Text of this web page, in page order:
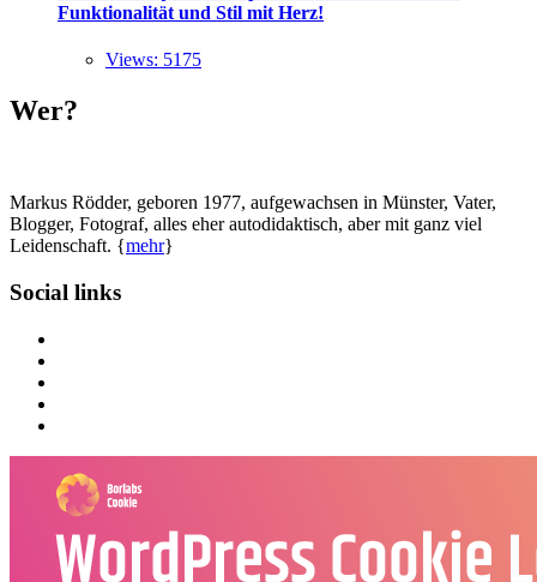
Funktionalität und Stil mit Herz!
Views: 5175
Wer?
Markus Rödder, geboren 1977, aufgewachsen in Münster, Vater,
Blogger, Fotograf, alles eher autodidaktisch, aber mit ganz viel
Leidenschaft. {mehr}
Social links